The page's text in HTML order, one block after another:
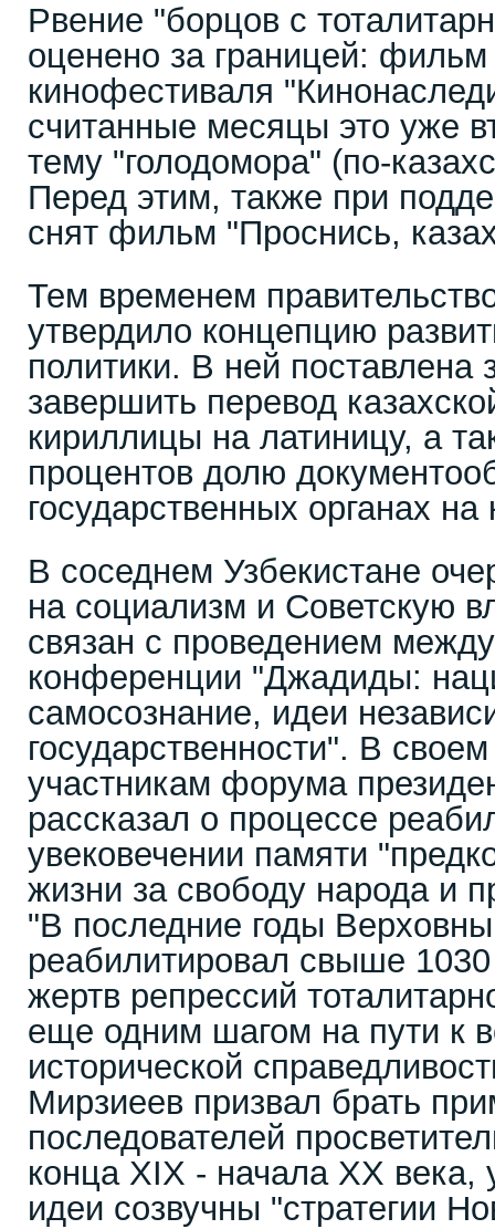
Рвение "борцов с
оценено за границей:
кинофестиваля
считанные месяцы это уже
тему "голодомора" (по-
Перед этим, также при
снят фильм "Проснись,
Тем временем
утвердило концепцию
политики. В ней поставлена
завершить перевод
кириллицы на латиницу, а
процентов долю
государственных органах
В соседнем Узбекистане
на социализм и Советскую
связан с проведением
конференции "Джадиды:
самосознание, идеи
государственности". В
участникам форума
рассказал о процессе
увековечении памяти
жизни за свободу народа и
"В последние годы
реабилитировал свыше 1030
жертв репрессий
еще одним шагом на пути к
исторической
Мирзиеев призвал брать
последователей
конца XIX - начала XX века,
идеи созвучны "стратегии